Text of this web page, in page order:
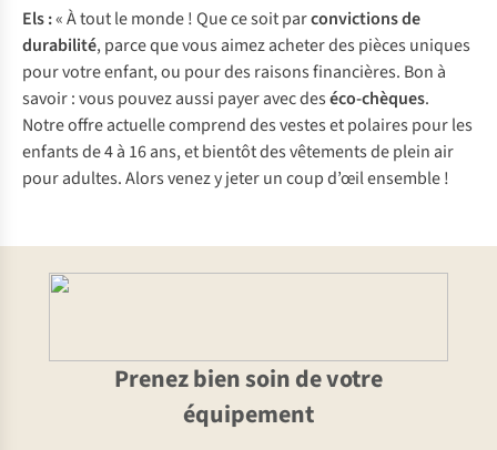
Els :« À tout le monde ! Que ce soit parconvictions de
durabilité, parce que vous aimez acheter des pièces uniques
pour votre enfant, ou pour des raisons financières. Bon à
savoir : vous pouvez aussi payer avec deséco-chèques.
Notre offre actuelle comprend des vestes et polaires pour les
enfants de 4 à 16 ans, et bientôt des vêtements de plein air
pour adultes. Alors venez y jeter un coup d’œil ensemble !
Prenez bien soin de votre
équipement